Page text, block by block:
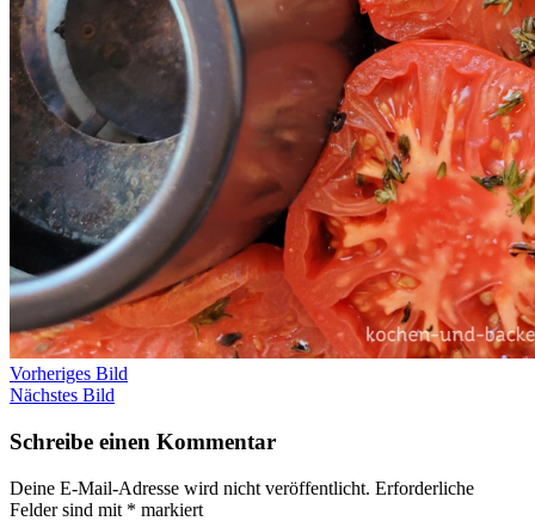
Vorheriges Bild
Nächstes Bild
Schreibe einen Kommentar
Deine E-Mail-Adresse wird nicht veröffentlicht. Erforderliche
Felder sind mit * markiert